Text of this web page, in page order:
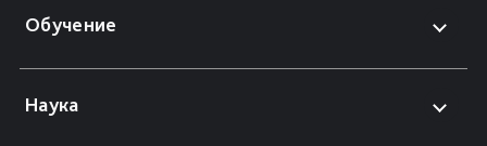
Обучение
Наука